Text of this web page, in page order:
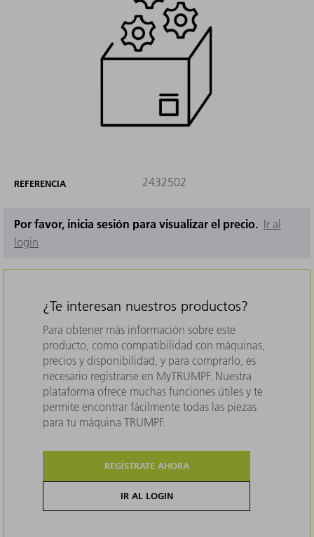
REFERENCIA 2432502
Por favor, inicia sesión para visualizar el precio. Ir al
login
¿Te interesan nuestros productos?
Para obtener más información sobre este
producto, como compatibilidad con máquinas,
precios y disponibilidad, y para comprarlo, es
necesario registrarse en MyTRUMPF. Nuestra
plataforma ofrece muchas funciones útiles y te
permite encontrar fácilmente todas las piezas
para tu máquina TRUMPF.
REGÍSTRATE AHORA
IR AL LOGIN